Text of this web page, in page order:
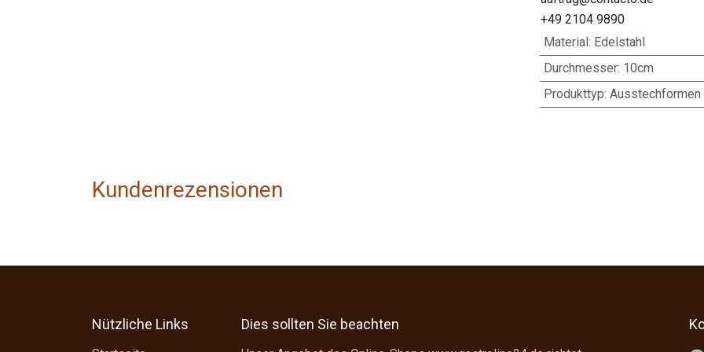
+49 2104 9890
Material: Edelstahl
Durchmesser: 10cm
Produkttyp: Ausstechformen
Kundenrezensionen
Nützliche Links Dies sollten Sie beachten